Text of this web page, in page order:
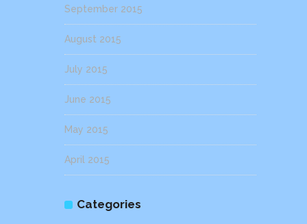
September 2015
August 2015
July 2015
June 2015
May 2015
April 2015
Categories